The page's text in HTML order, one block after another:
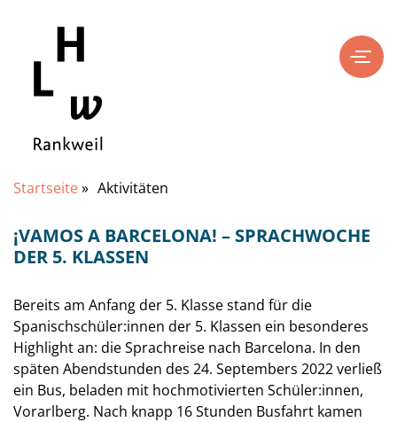
Startseite» Aktivitäten
¡VAMOS A BARCELONA! – SPRACHWOCHE
DER 5. KLASSEN
Bereits am Anfang der 5. Klasse stand für die
Spanischschüler:innen der 5. Klassen ein besonderes
Highlight an: die Sprachreise nach Barcelona. In den
späten Abendstunden des 24. Septembers 2022 verließ
ein Bus, beladen mit hochmotivierten Schüler:innen,
Vorarlberg. Nach knapp 16 Stunden Busfahrt kamen